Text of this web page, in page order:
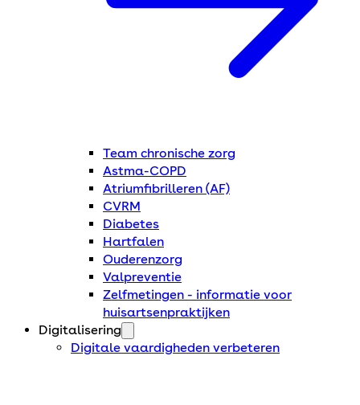
Team chronische zorg
Astma-COPD
Atriumfibrilleren (AF)
CVRM
Diabetes
Hartfalen
Ouderenzorg
Valpreventie
Zelfmetingen - informatie voor
huisartsenpraktijken
Digitalisering
Digitale vaardigheden verbeteren